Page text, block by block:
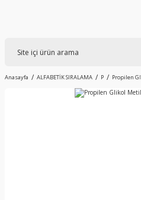
Anasayfa ALFABETİK SIRALAMA P Propilen